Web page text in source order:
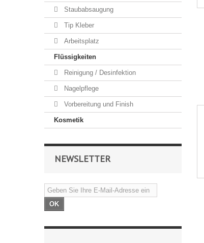
Staubabsaugung
Tip Kleber
Arbeitsplatz
Flüssigkeiten
Reinigung / Desinfektion
Nagelpflege
Vorbereitung und Finish
Kosmetik
NEWSLETTER
OK